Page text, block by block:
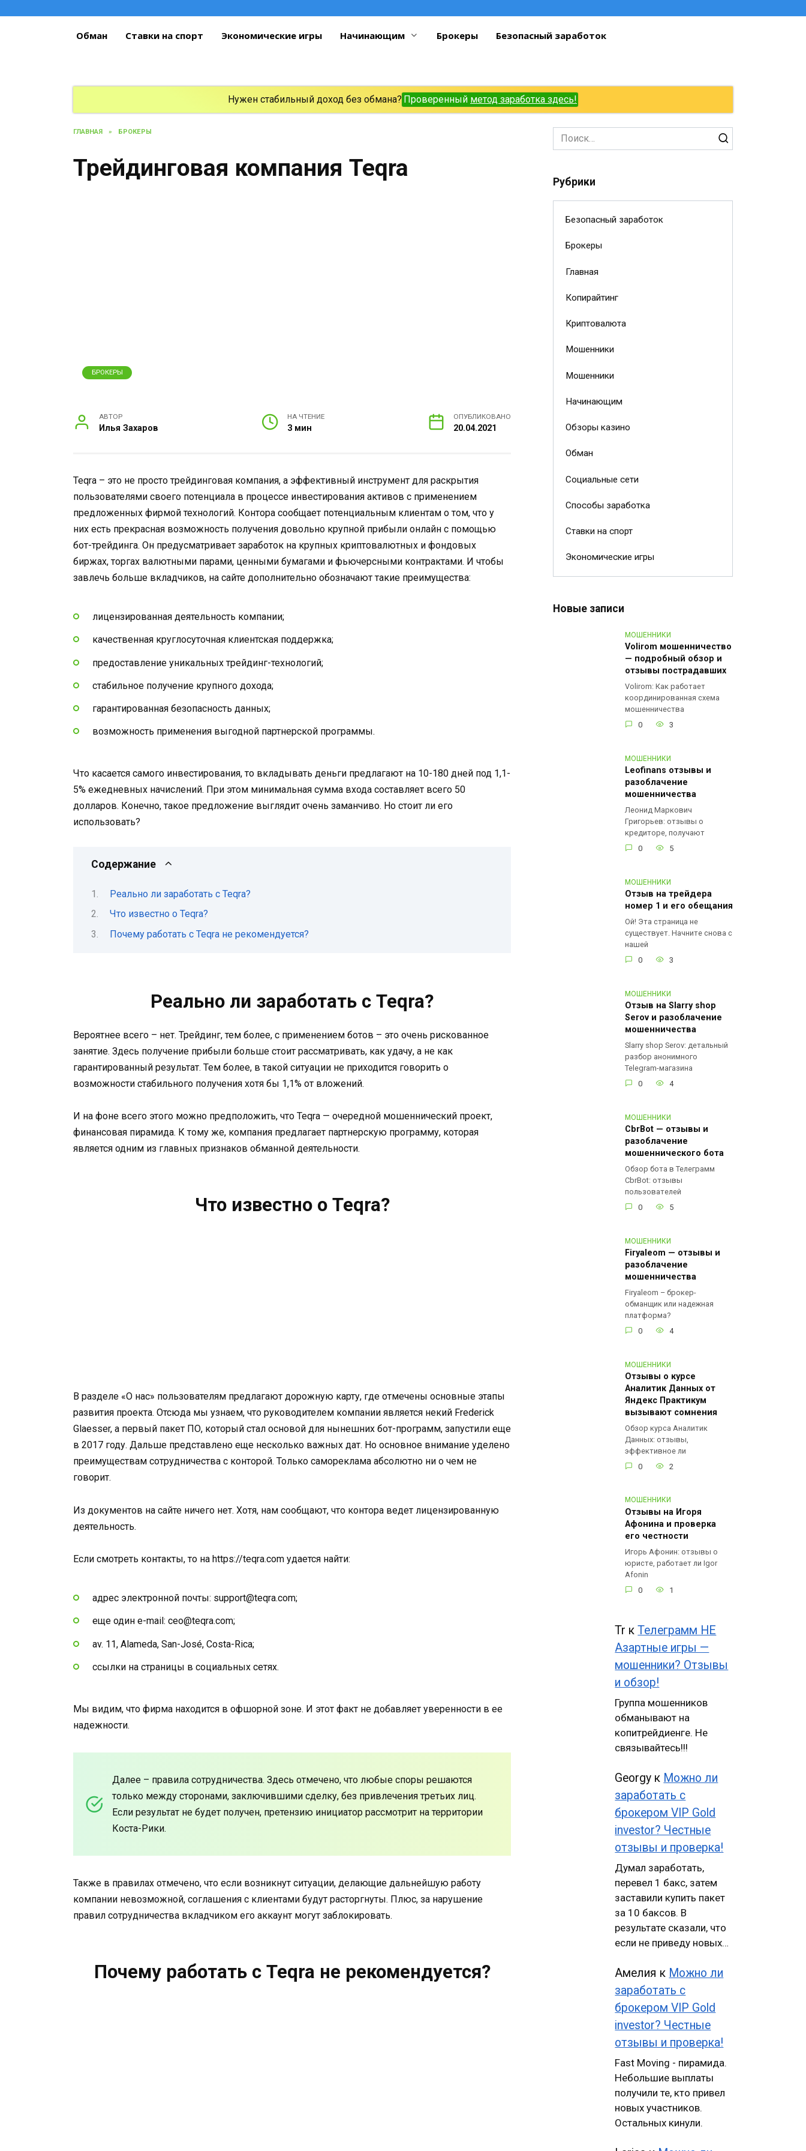
Обман Ставки на спорт Экономические игры Начинающим Брокеры Безопасный заработок
Нужен стабильный доход без обмана? Проверенный метод заработка здесь!
ГЛАВНАЯ » БРОКЕРЫ
Трейдинговая компания Teqra
БРОКЕРЫ
АВТОР
Илья Захаров
НА ЧТЕНИЕ
3 мин
ОПУБЛИКОВАНО
20.04.2021
Teqra – это не просто трейдинговая компания, а эффективный инструмент для раскрытия
пользователями своего потенциала в процессе инвестирования активов с применением
предложенных фирмой технологий. Контора сообщает потенциальным клиентам о том, что у
них есть прекрасная возможность получения довольно крупной прибыли онлайн с помощью
бот-трейдинга. Он предусматривает заработок на крупных криптовалютных и фондовых
биржах, торгах валютными парами, ценными бумагами и фьючерсными контрактами. И чтобы
завлечь больше вкладчиков, на сайте дополнительно обозначают такие преимущества:
лицензированная деятельность компании;
качественная круглосуточная клиентская поддержка;
предоставление уникальных трейдинг-технологий;
стабильное получение крупного дохода;
гарантированная безопасность данных;
возможность применения выгодной партнерской программы.
Что касается самого инвестирования, то вкладывать деньги предлагают на 10-180 дней под 1,1-
5% ежедневных начислений. При этом минимальная сумма входа составляет всего 50
долларов. Конечно, такое предложение выглядит очень заманчиво. Но стоит ли его
использовать?
Содержание
Реально ли заработать с Teqra?
Что известно о Teqra?
Почему работать с Teqra не рекомендуется?
Реально ли заработать с Teqra?
Вероятнее всего – нет. Трейдинг, тем более, с применением ботов – это очень рискованное
занятие. Здесь получение прибыли больше стоит рассматривать, как удачу, а не как
гарантированный результат. Тем более, в такой ситуации не приходится говорить о
возможности стабильного получения хотя бы 1,1% от вложений.
И на фоне всего этого можно предположить, что Teqra — очередной мошеннический проект,
финансовая пирамида. К тому же, компания предлагает партнерскую программу, которая
является одним из главных признаков обманной деятельности.
Что известно о Teqra?
В разделе «О нас» пользователям предлагают дорожную карту, где отмечены основные этапы
развития проекта. Отсюда мы узнаем, что руководителем компании является некий Frederick
Glaesser, а первый пакет ПО, который стал основой для нынешних бот-программ, запустили еще
в 2017 году. Дальше представлено еще несколько важных дат. Но основное внимание уделено
преимуществам сотрудничества с конторой. Только самореклама абсолютно ни о чем не
говорит.
Из документов на сайте ничего нет. Хотя, нам сообщают, что контора ведет лицензированную
деятельность.
Если смотреть контакты, то на https://teqra.com удается найти:
адрес электронной почты: support@teqra.com;
еще один e-mail: ceo@teqra.com;
av. 11, Alameda, San-José, Costa-Rica;
ссылки на страницы в социальных сетях.
Мы видим, что фирма находится в офшорной зоне. И этот факт не добавляет уверенности в ее
надежности.
Далее – правила сотрудничества. Здесь отмечено, что любые споры решаются
только между сторонами, заключившими сделку, без привлечения третьих лиц.
Если результат не будет получен, претензию инициатор рассмотрит на территории
Коста-Рики.
Также в правилах отмечено, что если возникнут ситуации, делающие дальнейшую работу
компании невозможной, соглашения с клиентами будут расторгнуты. Плюс, за нарушение
правил сотрудничества вкладчиком его аккаунт могут заблокировать.
Почему работать с Teqra не рекомендуется?
Search
for:
Рубрики
Безопасный заработок
Брокеры
Главная
Копирайтинг
Криптовалюта
Мошенники
Мошенники
Начинающим
Обзоры казино
Обман
Социальные сети
Способы заработка
Ставки на спорт
Экономические игры
Новые записи
МОШЕННИКИ
Volirom мошенничество
— подробный обзор и
отзывы пострадавших
Volirom: Как работает
координированная схема
мошенничества
0
3
МОШЕННИКИ
Leofinans отзывы и
разоблачение
мошенничества
Леонид Маркович
Григорьев: отзывы о
кредиторе, получают
0
5
МОШЕННИКИ
Отзыв на трейдера
номер 1 и его обещания
Ой! Эта страница не
существует. Начните снова с
нашей
0
3
МОШЕННИКИ
Отзыв на Slarry shop
Serov и разоблачение
мошенничества
Slarry shop Serov: детальный
разбор анонимного
Telegram-магазина
0
4
МОШЕННИКИ
CbrBot — отзывы и
разоблачение
мошеннического бота
Обзор бота в Телеграмм
CbrBot: отзывы
пользователей
0
5
МОШЕННИКИ
Firyaleom — отзывы и
разоблачение
мошенничества
Firyaleom – брокер-
обманщик или надежная
платформа?
0
4
МОШЕННИКИ
Отзывы о курсе
Аналитик Данных от
Яндекс Практикум
вызывают сомнения
Обзор курса Аналитик
Данных: отзывы,
эффективное ли
0
2
МОШЕННИКИ
Отзывы на Игоря
Афонина и проверка
его честности
Игорь Афонин: отзывы о
юристе, работает ли Igor
Afonin
0
1
Tr кТелеграмм НЕ
Азартные игры —
мошенники? Отзывы
и обзор!
Группа мошенников
обманывают на
копитрейдиенге. Не
связывайтесь!!!
Georgy к Можно ли
заработать с
брокером VIP Gold
investor? Честные
отзывы и проверка!
Думал заработать,
перевел 1 бакс, затем
заставили купить пакет
за 10 баксов. В
результате сказали, что
если не приведу новых…
Амелия к Можно ли
заработать с
брокером VIP Gold
investor? Честные
отзывы и проверка!
Fast Moving - пирамида.
Небольшие выплаты
получили те, кто привел
новых участников.
Остальных кинули.